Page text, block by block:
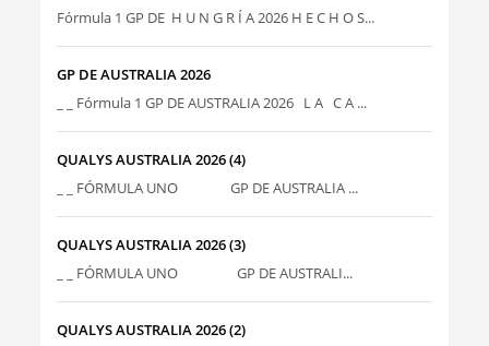
Fórmula 1 GP DE H U N G R Í A 2026 H E C H O S...
GP DE AUSTRALIA 2026
_ _ Fórmula 1 GP DE AUSTRALIA 2026 L A C A ...
QUALYS AUSTRALIA 2026 (4)
_ _ FÓRMULA UNO GP DE AUSTRALIA ...
QUALYS AUSTRALIA 2026 (3)
_ _ FÓRMULA UNO GP DE AUSTRALI...
QUALYS AUSTRALIA 2026 (2)